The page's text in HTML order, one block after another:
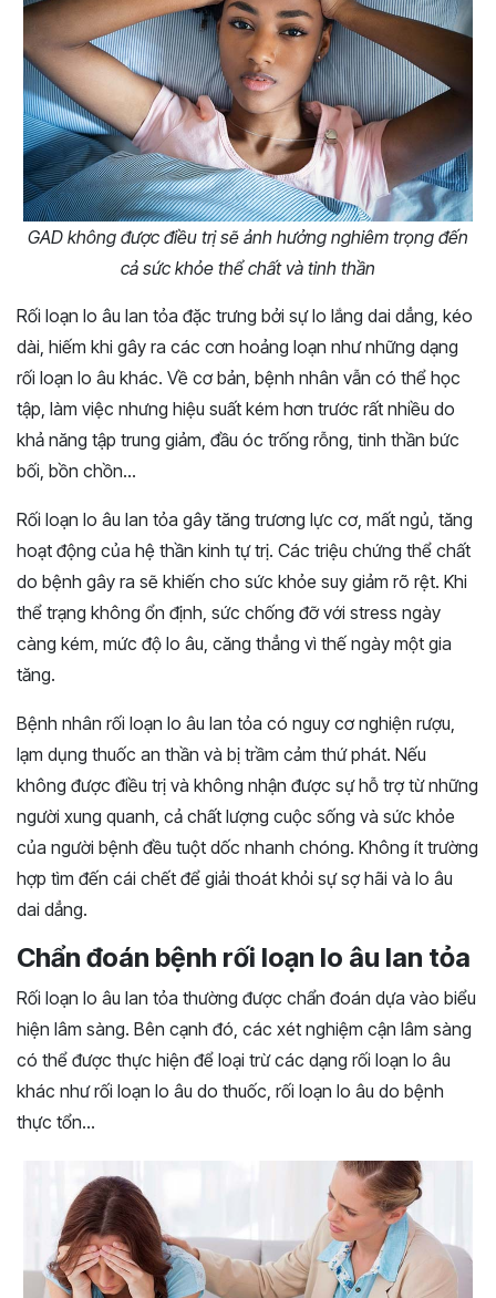
GAD không được điều trị sẽ ảnh hưởng nghiêm trọng đến
cả sức khỏe thể chất và tinh thần
Rối loạn lo âu lan tỏa đặc trưng bởi sự lo lắng dai dẳng, kéo
dài, hiếm khi gây ra các cơn hoảng loạn như những dạng
rối loạn lo âu khác. Về cơ bản, bệnh nhân vẫn có thể học
tập, làm việc nhưng hiệu suất kém hơn trước rất nhiều do
khả năng tập trung giảm, đầu óc trống rỗng, tinh thần bức
bối, bồn chồn…
Rối loạn lo âu lan tỏa gây tăng trương lực cơ, mất ngủ, tăng
hoạt động của hệ thần kinh tự trị. Các triệu chứng thể chất
do bệnh gây ra sẽ khiến cho sức khỏe suy giảm rõ rệt. Khi
thể trạng không ổn định, sức chống đỡ với stress ngày
càng kém, mức độ lo âu, căng thẳng vì thế ngày một gia
tăng.
Bệnh nhân rối loạn lo âu lan tỏa có nguy cơ nghiện rượu,
lạm dụng thuốc an thần và bị trầm cảm thứ phát. Nếu
không được điều trị và không nhận được sự hỗ trợ từ những
người xung quanh, cả chất lượng cuộc sống và sức khỏe
của người bệnh đều tuột dốc nhanh chóng. Không ít trường
hợp tìm đến cái chết để giải thoát khỏi sự sợ hãi và lo âu
dai dẳng.
Chẩn đoán bệnh rối loạn lo âu lan tỏa
Rối loạn lo âu lan tỏa thường được chẩn đoán dựa vào biểu
hiện lâm sàng. Bên cạnh đó, các xét nghiệm cận lâm sàng
có thể được thực hiện để loại trừ các dạng rối loạn lo âu
khác như rối loạn lo âu do thuốc, rối loạn lo âu do bệnh
thực tổn…